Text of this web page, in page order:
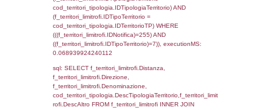
reg_f_territori_limitrofi INNER JOIN
ON
cod_territori_tipologia.IDTipologiaTerritorio
reg_f_territori_limitrofi.IDTipoTerritorio =
((reg_f_territori_limitrofi.CodiceUnivoco)
cod_territori_tipologia.IDTerritorioTP=1)